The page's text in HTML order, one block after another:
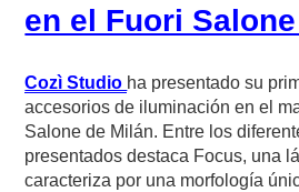
en el Fuori
Cozì Studio ha presentado su
accesorios de iluminación en el
Salone de Milán. Entre los
presentados destaca Focus, una
caracteriza por una morfología